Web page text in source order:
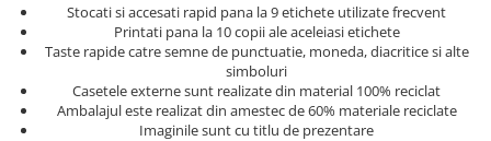
Capsatoare pneumatice
Pistoale pneumatice batut cuie in
Pistoale pneumatice duale batut
capse sau cuie in banda
Scule pentru aviatie
Scule pentru constructii navale si
Scule pentru instalari panouri
fotovoltaice
Stocati si accesati rapid pana la 9 etichete utilizate frecvent
Printati pana la 10 copii ale aceleiasi etichete
Taste rapide catre semne de punctuatie, moneda, diacritice si alte
simboluri
Casetele externe sunt realizate din material 100% reciclat
Ambalajul este realizat din amestec de 60% materiale reciclate
Imaginile sunt cu titlu de prezentare